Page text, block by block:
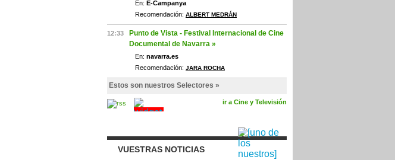
En: E-Campanya
Recomendación: ALBERT MEDRÁN
12:33
Punto de Vista - Festival Internacional de Cine
Documental de Navarra »
En: navarra.es
Recomendación: JARA ROCHA
Estos son nuestros Selectores »
ir a Cine y Televisión
VUESTRAS NOTICIAS